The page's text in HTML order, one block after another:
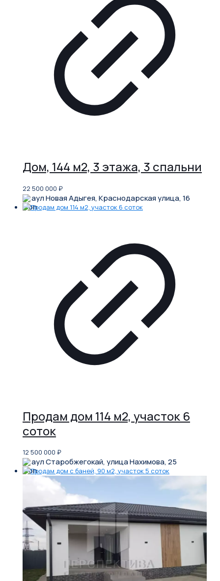
Дом, 144 м2, 3 этажа, 3 спальни
22 500 000 ₽
аул Новая Адыгея, Краснодарская улица, 16
Продам дом 114 м2, участок 6
соток
12 500 000 ₽
аул Старобжегокай, улица Нахимова, 25